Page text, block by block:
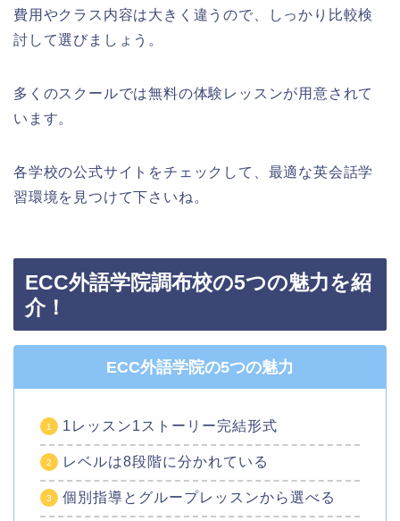
費用やクラス内容は大きく違うので、しっかり比較検
討して選びましょう。
多くのスクールでは無料の体験レッスンが用意されて
います。
各学校の公式サイトをチェックして、最適な英会話学
習環境を見つけて下さいね。
ECC外語学院調布校の5つの魅力を紹
介！
ECC外語学院の5つの魅力
1レッスン1ストーリー完結形式
レベルは8段階に分かれている
個別指導とグループレッスンから選べる